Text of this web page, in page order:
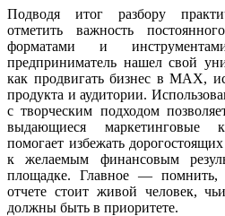
Подводя итог разбору
отметить важность
форматами и
предприниматель нашел свой
как продвигать бизнес в MAX,
продукта и аудитории.
с творческим подходом
выдающиеся маркетинговые
помогает избежать
к желаемым финансовым
площадке. Главное —
отчете стоит живой человек,
должны быть в приоритете.